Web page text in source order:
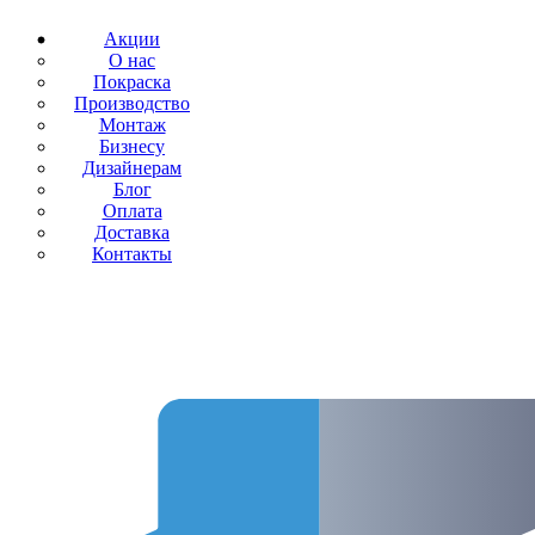
Акции
О нас
Покраска
Производство
Монтаж
Бизнесу
Дизайнерам
Блог
Оплата
Доставка
Контакты